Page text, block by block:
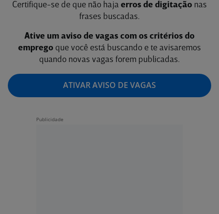
Certifique-se de que não haja erros de digitação nas
frases buscadas.
Ative um aviso de vagas com os critérios do
emprego que você está buscando e te avisaremos
quando novas vagas forem publicadas.
ATIVAR AVISO DE VAGAS